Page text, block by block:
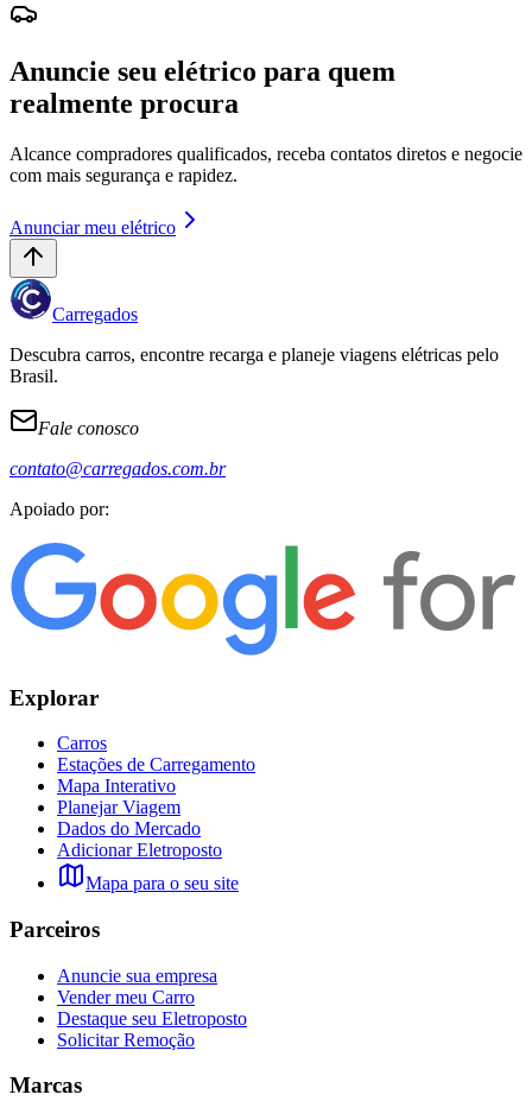
Anuncie seu elétrico para quem
realmente procura
Alcance compradores qualificados, receba contatos diretos e negocie
com mais segurança e rapidez.
Anunciar meu elétrico
Carregados
Descubra carros, encontre recarga e planeje viagens elétricas pelo
Brasil.
Fale conosco
contato@carregados.com.br
Apoiado por:
Explorar
Carros
Estações de Carregamento
Mapa Interativo
Planejar Viagem
Dados do Mercado
Adicionar Eletroposto
Mapa para o seu site
Parceiros
Anuncie sua empresa
Vender meu Carro
Destaque seu Eletroposto
Solicitar Remoção
Marcas